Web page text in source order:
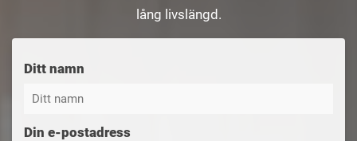
lång livslängd.
Ditt namn
Din e-postadress